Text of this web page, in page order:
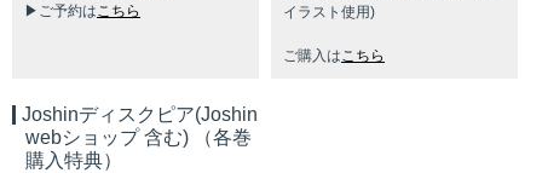
▶ご予約はこちら
イラスト使用)
ご購入はこちら
Joshinディスクピア(Joshin
webショップ 含む) （各巻
購入特典）